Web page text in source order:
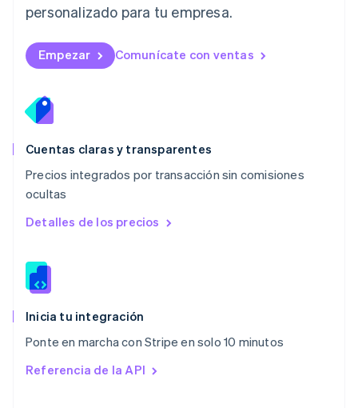
personalizado para tu empresa.
Empezar Comunícate con ventas
Cuentas claras y transparentes
Precios integrados por transacción sin comisiones
ocultas
Detalles de los precios
Inicia tu integración
Ponte en marcha con Stripe en solo 10 minutos
Referencia de la API
English 简体中文
English
México
Noruega
English
English
NederlandsEnglish
Polonia
English
RAE de Hong Kong, China
Reino Unido
English
English
English